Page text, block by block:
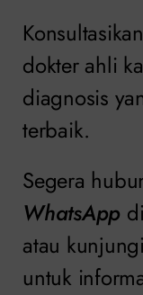
dokter ahli
diagnosis
terbaik.
Segera
WhatsApp
atau kunjungi
untuk